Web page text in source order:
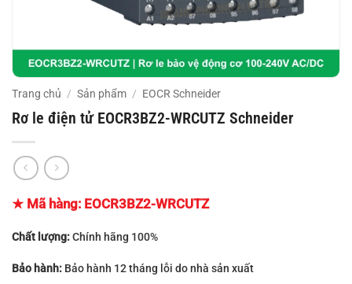
Trang chủ / Sản phẩm / EOCR Schneider
Rơ le điện tử EOCR3BZ2-WRCUTZ Schneider
★ Mã hàng: EOCR3BZ2-WRCUTZ
Chất lượng:Chính hãng 100%
Bảo hành: Bảo hành 12 tháng lỗi do nhà sản xuất